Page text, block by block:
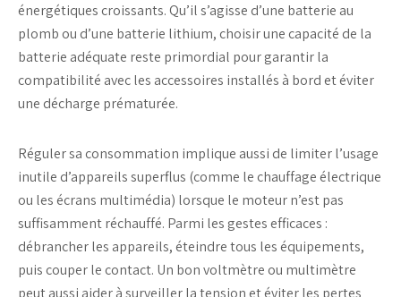
énergétiques croissants. Qu’il s’agisse d’une batterie au
plomb ou d’une batterie lithium, choisir une capacité de la
batterie adéquate reste primordial pour garantir la
compatibilité avec les accessoires installés à bord et éviter
une décharge prématurée.
Réguler sa consommation implique aussi de limiter l’usage
inutile d’appareils superflus (comme le chauffage électrique
ou les écrans multimédia) lorsque le moteur n’est pas
suffisamment réchauffé. Parmi les gestes efficaces :
débrancherles appareils, éteindre tous les équipements,
puis couper le contact. Un bonvoltmètre ou multimètre
peut aussi aider à surveiller latension et éviter les pertes